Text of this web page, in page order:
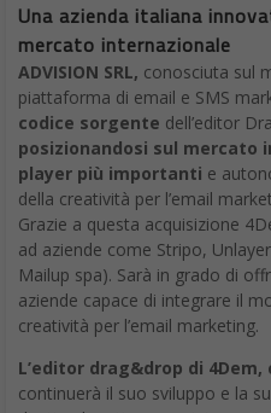
Una azienda italiana
mercato internazionale
ADVISION SRL, conosciuta sul
piattaforma di email e SMS
codice sorgente dell’editor
posizionandosi sul mercato
player più importanti e
della creatività per l’email
Grazie a questa acquisizione
ad aziende come Stripo,
Mailup spa). Sarà in grado di
aziende capace di integrare il
creatività per l’email marketing.
L’editor drag&drop di
continuerà il suo sviluppo e la